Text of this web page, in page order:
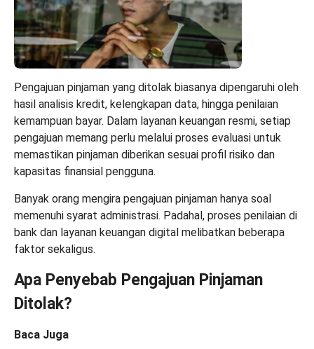
Pengajuan pinjaman yang ditolak biasanya dipengaruhi oleh
hasil analisis kredit, kelengkapan data, hingga penilaian
kemampuan bayar. Dalam layanan keuangan resmi, setiap
pengajuan memang perlu melalui proses evaluasi untuk
memastikan pinjaman diberikan sesuai profil risiko dan
kapasitas finansial pengguna.
Banyak orang mengira pengajuan pinjaman hanya soal
memenuhi syarat administrasi. Padahal, proses penilaian di
bank dan layanan keuangan digital melibatkan beberapa
faktor sekaligus.
Apa Penyebab Pengajuan Pinjaman
Ditolak?
Baca Juga